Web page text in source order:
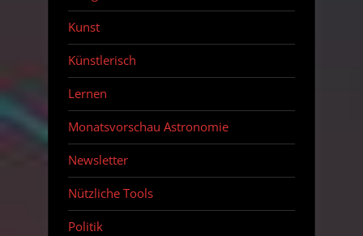
Kunst
Künstlerisch
Lernen
Monatsvorschau Astronomie
Newsletter
Nützliche Tools
Politik